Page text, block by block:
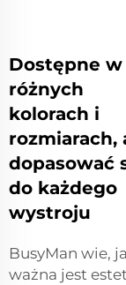
Dostępne w
różnych
kolorach i
rozmiarach,
dopasować
do każdego
wystroju
BusyMan wie,
ważna jest